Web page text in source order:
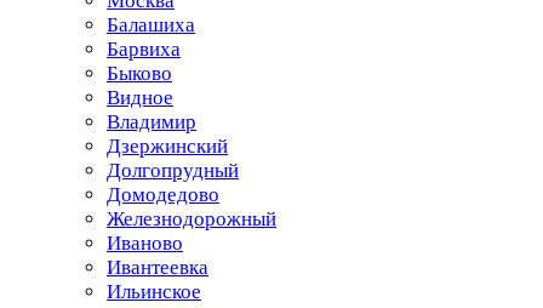
Балашиха
Барвиха
Быково
Видное
Владимир
Дзержинский
Долгопрудный
Домодедово
Железнодорожный
Иваново
Ивантеевка
Ильинское